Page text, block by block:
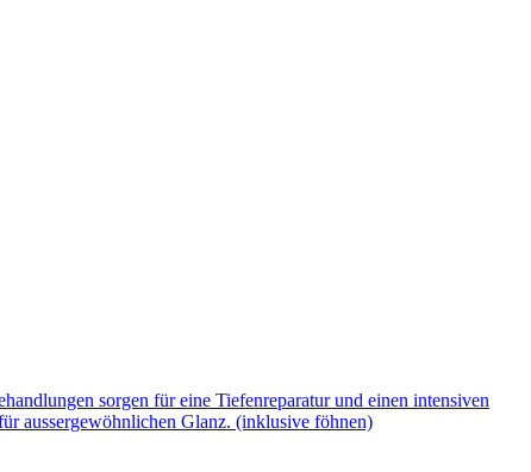
sorgen für eine Tiefenreparatur und einen intensiven
aussergewöhnlichen Glanz. (inklusive föhnen)